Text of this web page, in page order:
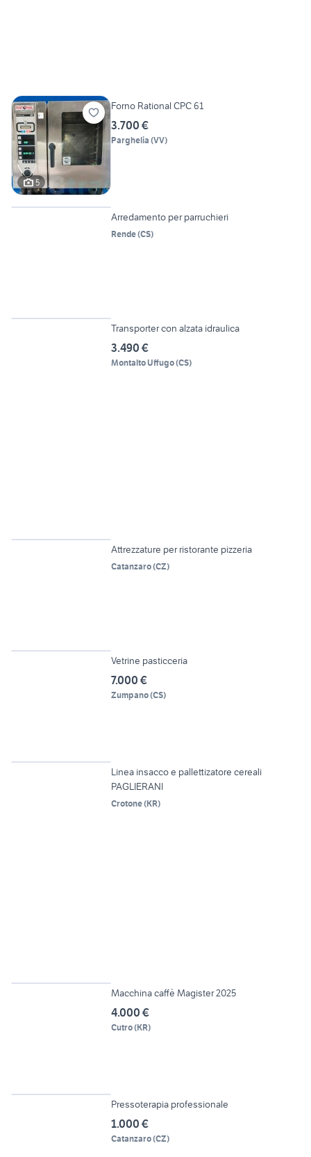
5
Forno Rational CPC 61
3.700 €
Parghelia (VV)
6
Arredamento per parruchieri
Rende(CS)
Transporter con alzata idraulica
3.490 €
Montalto Uffugo(CS)
Attrezzature per ristorante pizzeria
Catanzaro(CZ)
Vetrine pasticceria
7.000 €
Zumpano(CS)
Linea insacco e pallettizatore cereali
PAGLIERANI
Crotone(KR)
Macchina caffè Magister 2025
4.000 €
Cutro(KR)
Pressoterapia professionale
1.000 €
Catanzaro(CZ)